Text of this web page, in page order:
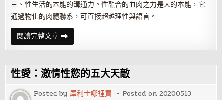
三、性生活的本能的溝通力。性融合的血肉之力是人的本能，它
通過物化的肉體聯系，可直接超越理性與語言。
閱讀完整文章怎
樣
保
你
的
婚
後
性
愛
性愛：激情性慾的五大天敵
Posted by犀利士哪裡買 Posted on20200513